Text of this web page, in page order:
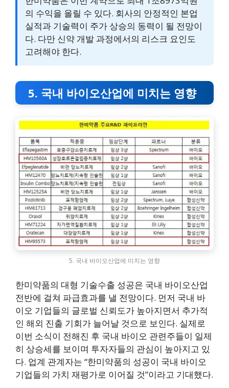
의 수익을 올릴 수 있다. 회사의 안정적인 본업
실적과 기술력이 주가 상승의 동력이 될 전망이
다. 다만 신약 개발 과정에서의 리스크 요인도
고려해야 한다.
5. 국내 바이오산업에 미치는 영향
5. 국내 바이오산업에 미치는 영향
한미약품의 대형 기술수출 성공은 국내 바이오산업
전반에 걸쳐 파급효과를 낼 전망이다. 먼저 국내 바
이오 기업들의 글로벌 신뢰도가 높아지면서 추가적
인 해외 진출 기회가 늘어날 것으로 보인다. 실제로
이번 소식이 전해진 후 국내 바이오 관련주들이 일제
히 상승세를 보이며 투자자들의 관심이 높아지고 있
다. 업계 관계자는 “한미약품의 성공이 국내 바이오
기업들의 가치 재평가로 이어질 것”이라고 기대했다.